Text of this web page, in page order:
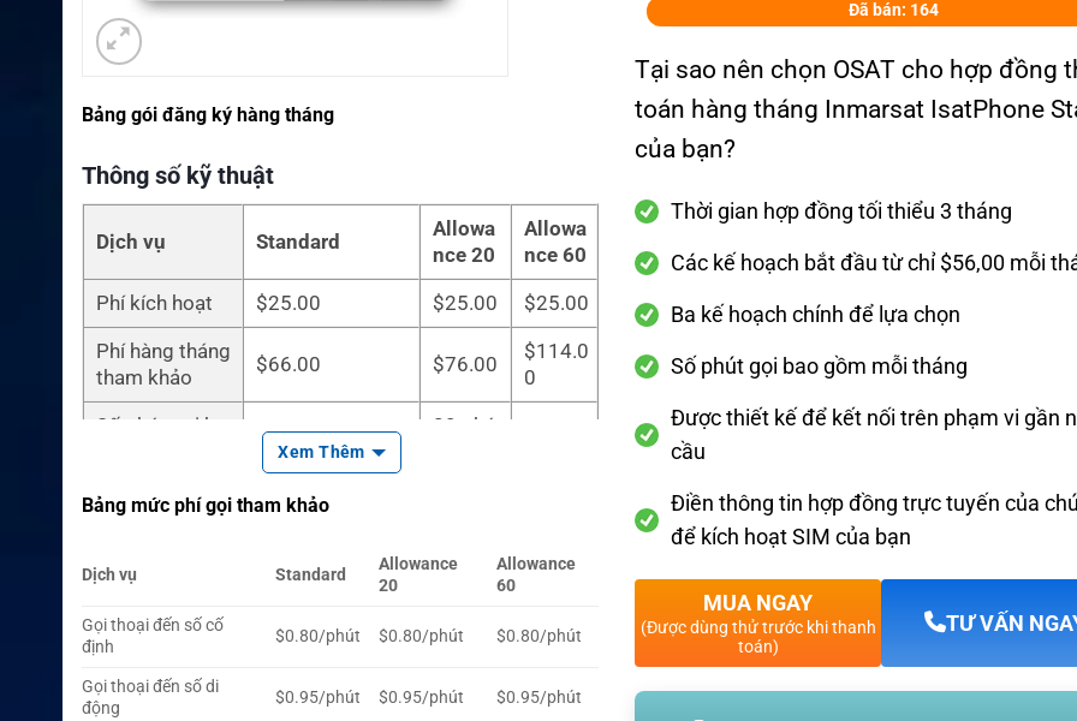
Bảng gói đăng ký hàng tháng
Thông số kỹ thuật
Dịch vụ Standard
Allowa
nce 20
Allowa
nce 60
Phí kích hoạt
$25.00 $25.00
$25.00
Phí hàng tháng
tham khảo
$66.00 $76.00
$114.0
0
Số phút gọi ba
10 phút
20 phú
Hợp đồng tối t
3 tháng
Tạm ngưng gó
Không áp dụng
Cần kiể
Cần kiể
Xem Thêm
Bảng mức phí gọi tham khảo
Dịch vụ Standard
Allowance
20
Allowance
60
Gọi thoại đến số cố
định
$0.80/phút $0.80/phút $0.80/phút
Gọi thoại đến số di
động
$0.95/phút $0.95/phút $0.95/phút
Đã bán: 164
Tại sao nên chọn OSAT cho hợp đồng
toán hàng tháng Inmarsat IsatPhone
của bạn?
Thời gian hợp đồng tối thiểu 3 tháng
Các kế hoạch bắt đầu từ chỉ $56,00 mỗi
Ba kế hoạch chính để lựa chọn
Số phút gọi bao gồm mỗi tháng
Được thiết kế để kết nối trên phạm vi gần
cầu
Điền thông tin hợp đồng trực tuyến của
để kích hoạt SIM của bạn
MUA NGAY
(Được dùng thử trước khi thanh
toán)
TƯ VẤN